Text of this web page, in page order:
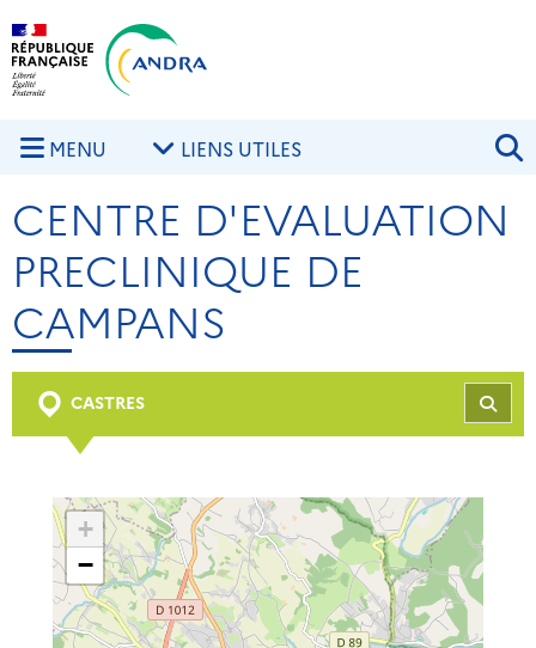
Aller au contenu principal
MENU LIENS UTILES
CENTRE D'EVALUATION
PRECLINIQUE DE
CAMPANS
CASTRES
+
−